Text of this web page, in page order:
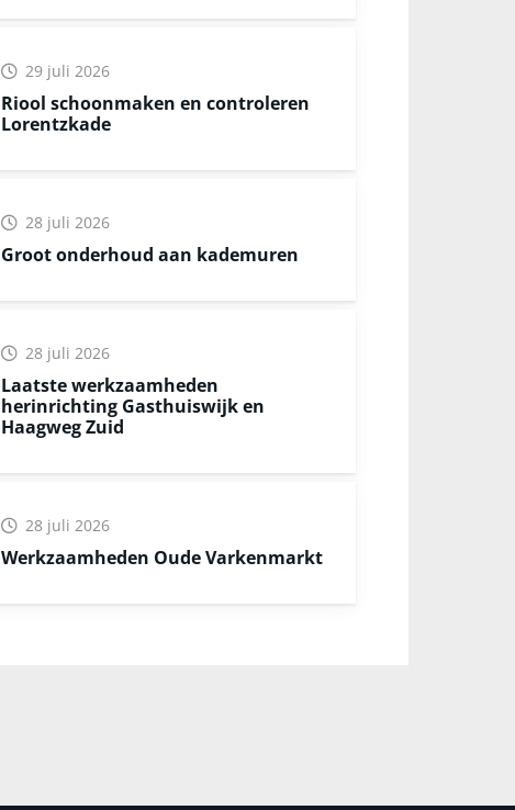
Riool schoonmaken en controleren
Lorentzkade
29 juli 2026
Groot onderhoud aan kademuren
28 juli 2026
Laatste werkzaamheden
herinrichting Gasthuiswijk en
Haagweg Zuid
28 juli 2026
Werkzaamheden Oude Varkenmarkt
28 juli 2026